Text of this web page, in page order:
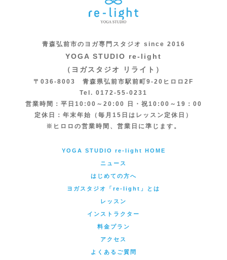
青森弘前市のヨガ専門スタジオ since 2016
YOGA STUDIO re-light
（ヨガスタジオ リライト）
〒036-8003 青森県弘前市駅前町9-20ヒロロ2F
Tel. 0172-55-0231
営業時間：平日10:00～20:00 日・祝10:00～19：00
定休日：年末年始（毎月15日はレッスン定休日）
※ヒロロの営業時間、営業日に準じます。
YOGA STUDIO re-light HOME
ニュース
はじめての方へ
ヨガスタジオ「re-light」とは
レッスン
インストラクター
料金プラン
アクセス
よくあるご質問